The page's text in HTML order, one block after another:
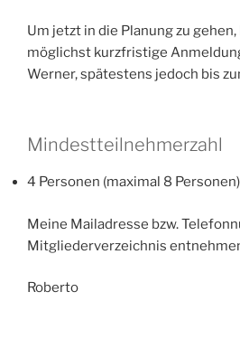
Um jetzt in die Planung zu
möglichst kurzfristige
Werner, spätestens jedoch bis
Mindestteilnehmerzahl
4 Personen (maximal 8 Personen)
Meine Mailadresse bzw.
Mitgliederverzeichnis
Roberto